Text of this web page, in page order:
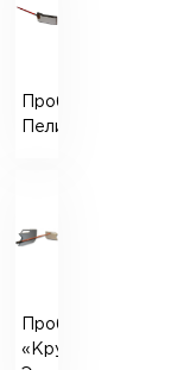
Пробоотборник
Пеликан
Пробоотборник
«Кружка